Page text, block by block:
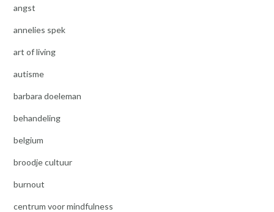
angst
annelies spek
art of living
autisme
barbara doeleman
behandeling
belgium
broodje cultuur
burnout
centrum voor mindfulness